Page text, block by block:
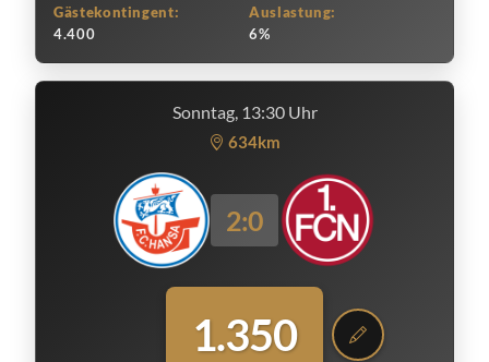
Gästekontingent:
4.400
Auslastung:
6%
Sonntag, 13:30 Uhr
634km
2:0
1.350